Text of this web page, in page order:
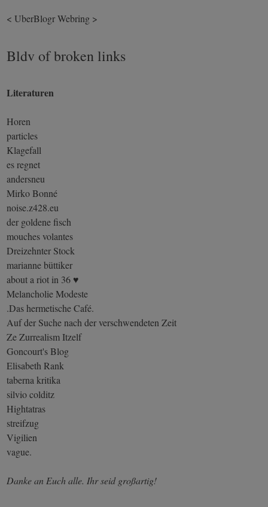
< UberBlogr Webring >
Bldv of broken links
Literaturen
Horen
particles
Klagefall
es regnet
andersneu
Mirko Bonné
noise.z428.eu
der goldene fisch
mouches volantes
Dreizehnter Stock
marianne büttiker
about a riot in 36 ♥
Melancholie Modeste
.Das hermetische Café.
Auf der Suche nach der verschwendeten Zeit
Ze Zurrealism Itzelf
Goncourt's Blog
Elisabeth Rank
taberna kritika
silvio colditz
Hightatras
streifzug
Vigilien
vague.
Danke an Euch alle. Ihr seid großartig!